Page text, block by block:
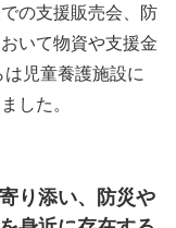
の支援販売会、防
いて物資や支援金
児童養護施設に
した。
り添い、防災や